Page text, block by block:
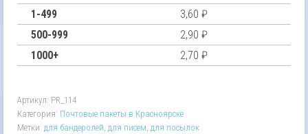
пакет
Почты
России
1-499
3,60 ₽
500-999
2,90 ₽
1000+
2,70 ₽
Артикул: PR_114
Категория: Почтовые пакеты в Красноярске
Метки: для бандеролей, для писем, для посылок